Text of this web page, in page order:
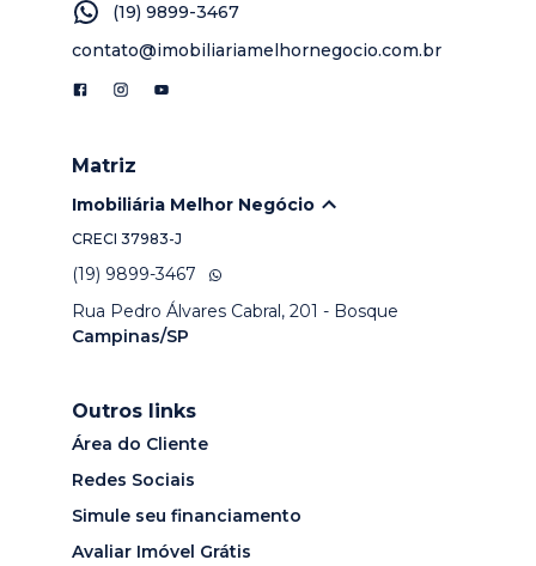
(19) 9899-3467
contato@imobiliariamelhornegocio.com.br
Matriz
Imobiliária Melhor Negócio
CRECI 37983-J
(19) 9899-3467
Rua Pedro Álvares Cabral, 201 - Bosque
Campinas/SP
Outros links
Área do Cliente
Redes Sociais
Simule seu financiamento
Avaliar Imóvel Grátis